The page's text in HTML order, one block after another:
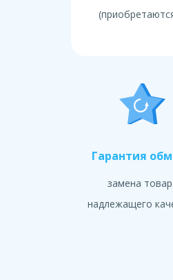
Гарантия
замена
надлежащего